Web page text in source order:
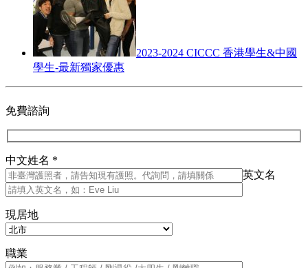
2023-2024 CICCC 香港學生&中國
學生-最新獨家優惠
免費諮詢
中文姓名 *
英文名
現居地
職業